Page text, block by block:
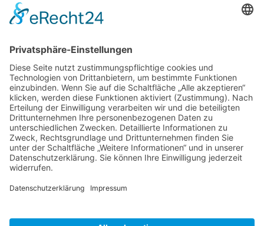
Nov. 28
Traditionell erste FVD-Weihnachtsfeier auf Bude
Hilpoltstein
Kalender anzeigen
Neueste Beiträge
Erwanderung Simon 27. Juli 2026
Erwanderung Anton 27. Juli 2026
Reisendes Gesellentreffen Mai 2026 2. Juni 2026
Schiftkurs auf dem Zunfthaus in Hannover 2026
Schachtübergreifender Steinbildhauerkurs in Tröstau 2025
Inspirationen